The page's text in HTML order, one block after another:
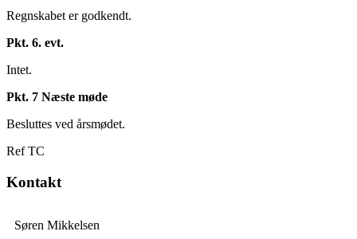
Regnskabet er godkendt.
Pkt. 6. evt.
Intet.
Pkt. 7 Næste møde
Besluttes ved årsmødet.
Ref TC
Kontakt
Søren Mikkelsen